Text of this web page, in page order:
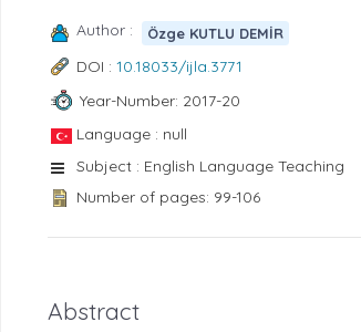
Author : Özge KUTLU DEMİR
DOI : 10.18033/ijla.3771
Year-Number: 2017-20
Language : null
Subject : English Language Teaching
Number of pages: 99-106
Abstract